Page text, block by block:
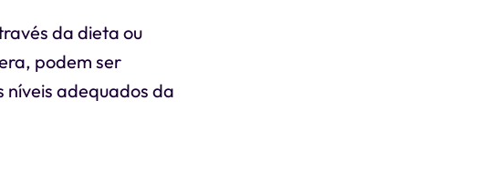
da dieta ou
podem ser
níveis adequados da